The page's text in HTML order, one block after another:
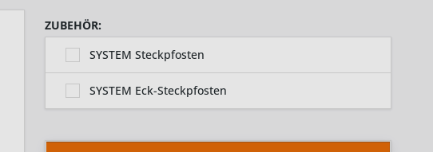
ZUBEHÖR:
SYSTEM Steckpfosten
SYSTEM Eck-Steckpfosten